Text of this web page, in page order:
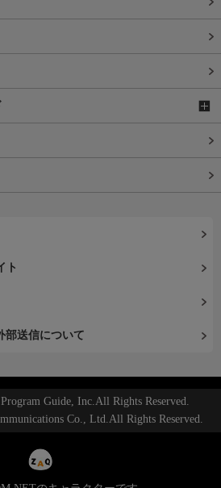
ト
部送信について
Guide, Inc.All Rights Reserved.
Co., Ltd.All Rights Reserved.